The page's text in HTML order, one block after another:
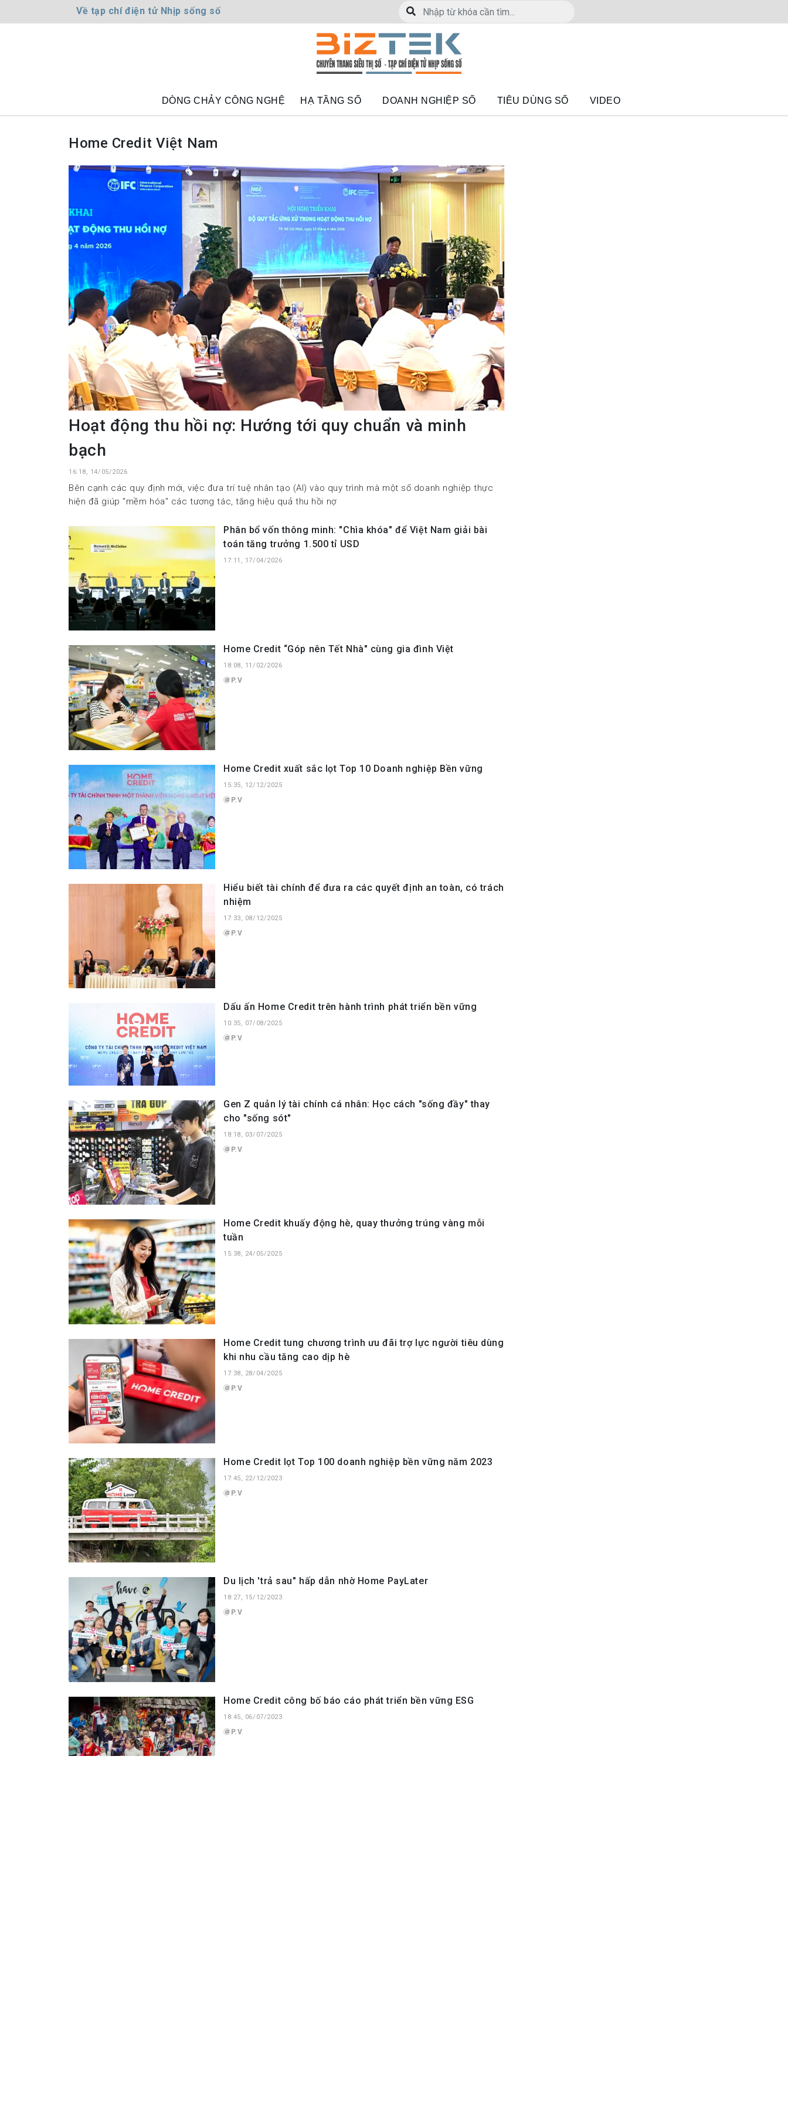
Về tạp chí điện tử Nhịp sống số
DÒNG CHẢY CÔNG NGHỆ HẠ TẦNG SỐ DOANH NGHIỆP SỐ TIÊU DÙNG SỐ VIDEO
Home Credit Việt Nam
Hoạt động thu hồi nợ: Hướng tới quy chuẩn và minh
bạch
16:18, 14/05/2026
Bên cạnh các quy định mới, việc đưa trí tuệ nhân tạo (AI) vào quy trình mà một số doanh nghiệp thực
hiện đã giúp "mềm hóa" các tương tác, tăng hiệu quả thu hồi nợ
Phân bổ vốn thông minh: "Chìa khóa" để Việt Nam giải bài
toán tăng trưởng 1.500 tỉ USD
17:11, 17/04/2026
Home Credit “Góp nên Tết Nhà" cùng gia đình Việt
18:08, 11/02/2026
P.V
Home Credit xuất sắc lọt Top 10 Doanh nghiệp Bền vững
15:35, 12/12/2025
P.V
Hiểu biết tài chính để đưa ra các quyết định an toàn, có trách
nhiệm
17:33, 08/12/2025
P.V
Dấu ấn Home Credit trên hành trình phát triển bền vững
10:35, 07/08/2025
P.V
Gen Z quản lý tài chính cá nhân: Học cách "sống đầy" thay
cho "sống sót"
18:18, 03/07/2025
P.V
Home Credit khuấy động hè, quay thưởng trúng vàng mỗi
tuần
15:38, 24/05/2025
Home Credit tung chương trình ưu đãi trợ lực người tiêu dùng
khi nhu cầu tăng cao dịp hè
17:38, 28/04/2025
P.V
Home Credit lọt Top 100 doanh nghiệp bền vững năm 2023
17:45, 22/12/2023
P.V
Du lịch 'trả sau" hấp dẫn nhờ Home PayLater
18:27, 15/12/2023
P.V
Home Credit công bố báo cáo phát triển bền vững ESG
18:45, 06/07/2023
P.V